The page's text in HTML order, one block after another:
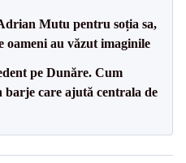
Mutu pentru soția sa,
oameni au văzut imaginile
pe Dunăre. Cum
barje care ajută centrala de